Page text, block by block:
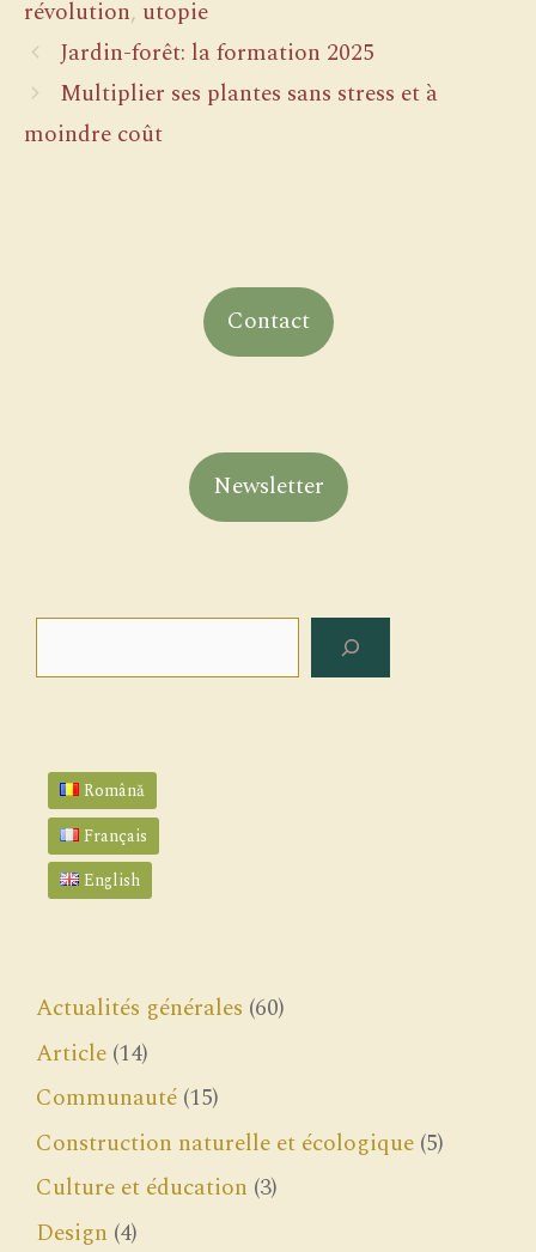
révolution, utopie
Jardin-forêt: la formation 2025
Multiplier ses plantes sans stress et à
moindre coût
Contact
Newsletter
Română
Français
English
Actualités générales (60)
Article (14)
Communauté (15)
Construction naturelle et écologique (5)
Culture et éducation (3)
Design (4)